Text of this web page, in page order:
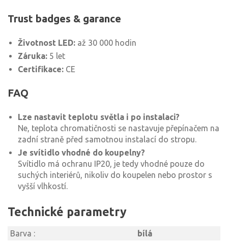
Trust badges & garance
Životnost LED: až 30 000 hodin
Záruka: 5 let
Certifikace: CE
FAQ
Lze nastavit teplotu světla i po instalaci?
Ne, teplota chromatičnosti se nastavuje přepínačem na
zadní straně před samotnou instalací do stropu.
Je svítidlo vhodné do koupelny?
Svítidlo má ochranu IP20, je tedy vhodné pouze do
suchých interiérů, nikoliv do koupelen nebo prostor s
vyšší vlhkostí.
Technické parametry
Barva : bílá